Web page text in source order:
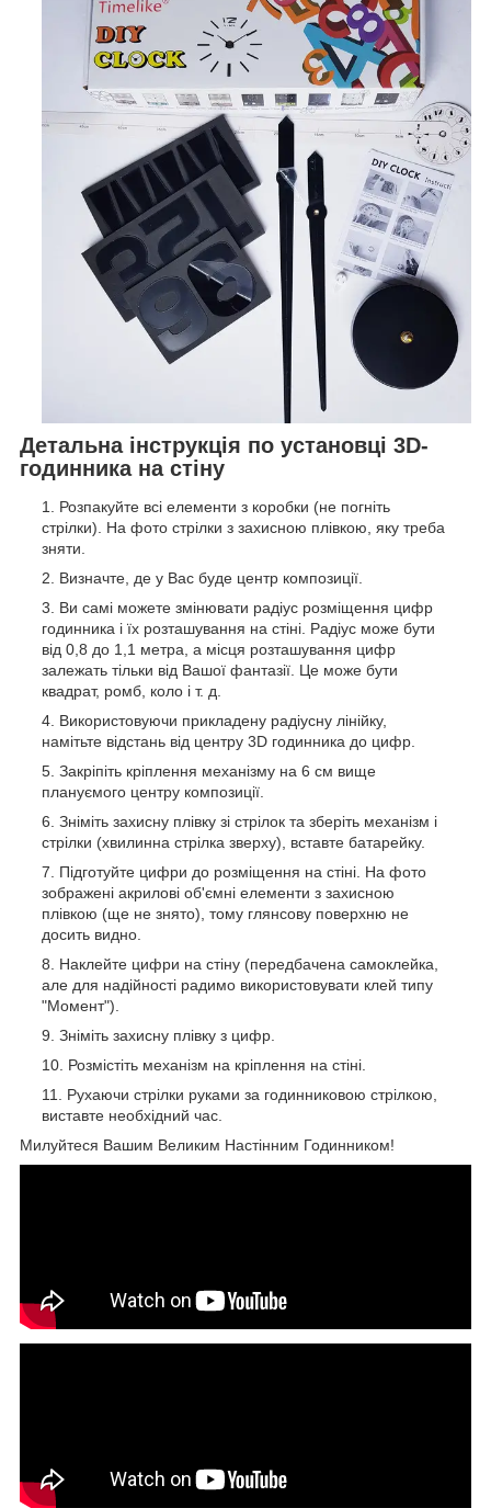
Детальна інструкція по установці 3D-
годинника на стіну
Розпакуйте всі елементи з коробки (не погніть
стрілки). На фото стрілки з захисною плівкою, яку треба
зняти.
Визначте, де у Вас буде центр композиції.
Ви самі можете змінювати радіус розміщення цифр
годинника і їх розташування на стіні. Радіус може бути
від 0,8 до 1,1 метра, а місця розташування цифр
залежать тільки від Вашої фантазії. Це може бути
квадрат, ромб, коло і т. д.
Використовуючи прикладену радіусну лінійку,
намітьте відстань від центру 3D годинника до цифр.
Закріпіть кріплення механізму на 6 см вище
плануємого центру композиції.
Зніміть захисну плівку зі стрілок та зберіть механізм і
стрілки (хвилинна стрілка зверху), вставте батарейку.
Підготуйте цифри до розміщення на стіні. На фото
зображені акрилові об'ємні елементи з захисною
плівкою (ще не знято), тому глянсову поверхню не
досить видно.
Наклейте цифри на стіну (передбачена самоклейка,
але для надійності радимо використовувати клей типу
"Момент").
Зніміть захисну плівку з цифр.
Розмістіть механізм на кріплення на стіні.
Рухаючи стрілки руками за годинниковою стрілкою,
виставте необхідний час.
Милуйтеся Вашим Великим Настінним Годинником!